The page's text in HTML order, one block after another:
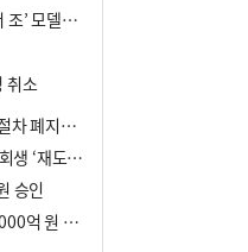
산소호흡기 단 홈플러스, ‘트레이더 조’ 모델로 살아날까
취소
홈플, 2000억 원 자금 마련…회생절차 폐지에 즉시항고(종합)
홈플러스, 법원에 즉시항고…기업회생 ‘재도전’
승인
메리츠, 홈플러스 회생 긴급자금 2000억 원 지원 승인